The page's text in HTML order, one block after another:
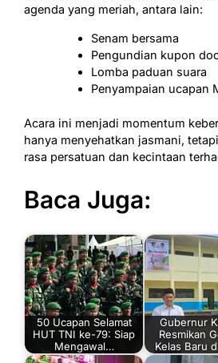
agenda yang meriah, antara lain:
Senam bersama
Pengundian kupon
Lomba paduan suara
Penyampaian ucapan
Acara ini menjadi momentum
hanya menyehatkan jasmani,
rasa persatuan dan kecintaan
Baca Juga:
50 Ucapan Selamat
HUT TNI ke-79: Siap
Mengawal…
Gubernur
Resmikan
Kelas Baru